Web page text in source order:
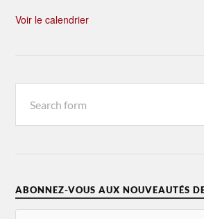
Voir le calendrier
ABONNEZ-VOUS AUX NOUVEAUTÉS